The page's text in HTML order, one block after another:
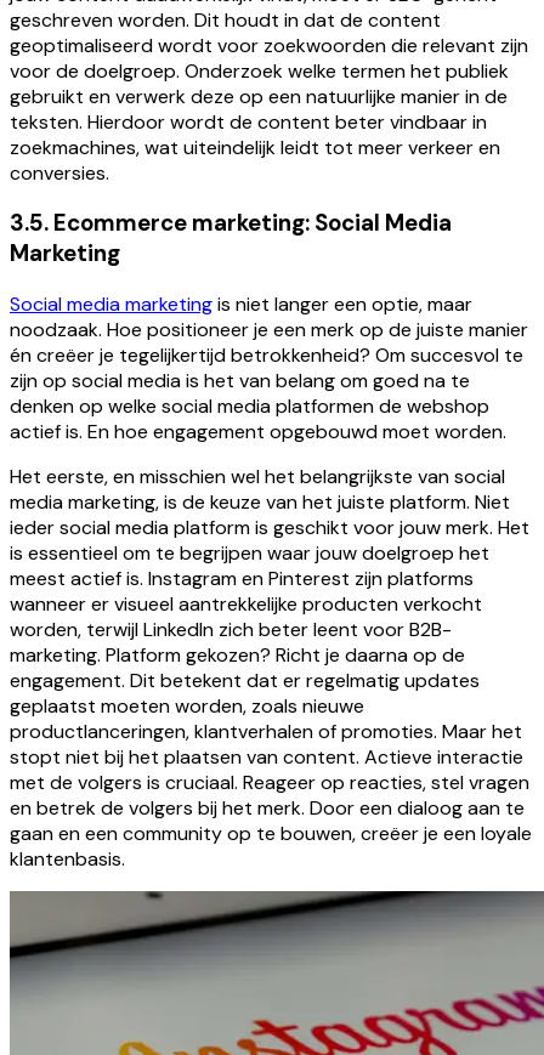
geschreven worden. Dit houdt in dat de content
geoptimaliseerd wordt voor zoekwoorden die relevant zijn
voor de doelgroep. Onderzoek welke termen het publiek
gebruikt en verwerk deze op een natuurlijke manier in de
teksten. Hierdoor wordt de content beter vindbaar in
zoekmachines, wat uiteindelijk leidt tot meer verkeer en
conversies.
3.5. Ecommerce marketing: Social Media
Marketing
Social media marketingis niet langer een optie, maar
noodzaak. Hoe positioneer je een merk op de juiste manier
én creëer je tegelijkertijd betrokkenheid? Om succesvol te
zijn op social media is het van belang om goed na te
denken op welke social media platformen de webshop
actief is. En hoe engagement opgebouwd moet worden.
Het eerste, en misschien wel het belangrijkste van social
media marketing, is de keuze van het juiste platform. Niet
ieder social media platform is geschikt voor jouw merk. Het
is essentieel om te begrijpen waar jouw doelgroep het
meest actief is. Instagram en Pinterest zijn platforms
wanneer er visueel aantrekkelijke producten verkocht
worden, terwijl LinkedIn zich beter leent voor B2B-
marketing. Platform gekozen? Richt je daarna op de
engagement. Dit betekent dat er regelmatig updates
geplaatst moeten worden, zoals nieuwe
productlanceringen, klantverhalen of promoties. Maar het
stopt niet bij het plaatsen van content. Actieve interactie
met de volgers is cruciaal. Reageer op reacties, stel vragen
en betrek de volgers bij het merk. Door een dialoog aan te
gaan en een community op te bouwen, creëer je een loyale
klantenbasis.